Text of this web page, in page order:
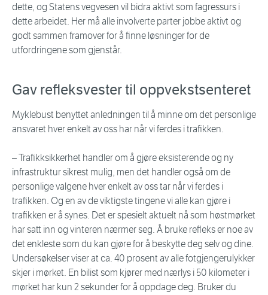
dette, og Statens vegvesen vil bidra aktivt som fagressurs i
dette arbeidet. Her må alle involverte parter jobbe aktivt og
godt sammen framover for å finne løsninger for de
utfordringene som gjenstår.
Gav refleksvester til oppvekstsenteret
Myklebust benyttet anledningen til å minne om det personlige
ansvaret hver enkelt av oss har når vi ferdes i trafikken.
– Trafikksikkerhet handler om å gjøre eksisterende og ny
infrastruktur sikrest mulig, men det handler også om de
personlige valgene hver enkelt av oss tar når vi ferdes i
trafikken. Og en av de viktigste tingene vi alle kan gjøre i
trafikken er å synes. Det er spesielt aktuelt nå som høstmørket
har satt inn og vinteren nærmer seg. Å bruke refleks er noe av
det enkleste som du kan gjøre for å beskytte deg selv og dine.
Undersøkelser viser at ca. 40 prosent av alle fotgjengerulykker
skjer i mørket. En bilist som kjører med nærlys i 50 kilometer i
mørket har kun 2 sekunder for å oppdage deg. Bruker du